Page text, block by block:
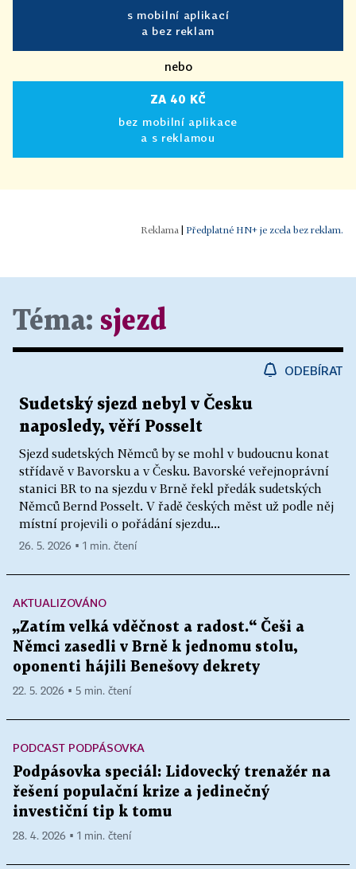
s mobilní aplikací
a bez reklam
nebo
ZA 40 KČ
bez mobilní aplikace
a s reklamou
Předplatné HN+ je zcela bez reklam.
Téma: sjezd
ODEBÍRAT
Sudetský sjezd nebyl v Česku
naposledy, věří Posselt
Sjezd sudetských Němců by se mohl v budoucnu konat
střídavě v Bavorsku a v Česku. Bavorské veřejnoprávní
stanici BR to na sjezdu v Brně řekl předák sudetských
Němců Bernd Posselt. V řadě českých měst už podle něj
místní projevili o pořádání sjezdu...
26. 5. 2026 ▪ 1 min. čtení
AKTUALIZOVÁNO
„Zatím velká vděčnost a radost.“ Češi a
Němci zasedli v Brně k jednomu stolu,
oponenti hájili Benešovy dekrety
22. 5. 2026 ▪ 5 min. čtení
PODCAST PODPÁSOVKA
Podpásovka speciál: Lidovecký trenažér na
řešení populační krize a jedinečný
investiční tip k tomu
28. 4. 2026 ▪ 1 min. čtení